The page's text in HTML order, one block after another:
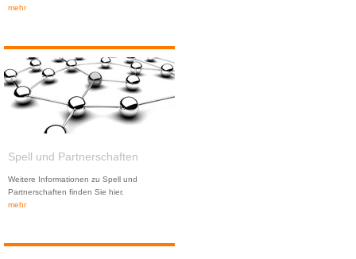
mehr
Spell und Partnerschaften
Weitere Informationen zu Spell und
Partnerschaften finden Sie hier.
mehr